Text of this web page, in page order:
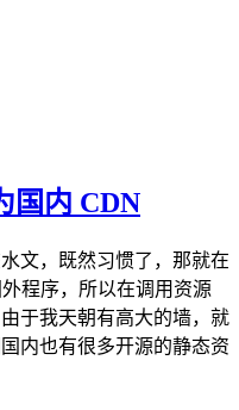
国内 CDN
文，既然习惯了，那就在
程序，所以在调用资源
于我天朝有高大的墙，就
内也有很多开源的静态资